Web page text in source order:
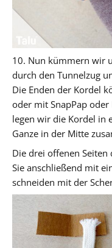
10. Nun kümmern wir
durch den Tunnelzug
Die Enden der Kordel
oder mit SnapPap
legen wir die Kordel in
Ganze in der Mitte
Die drei offenen Seiten
Sie anschließend mit
schneiden mit der